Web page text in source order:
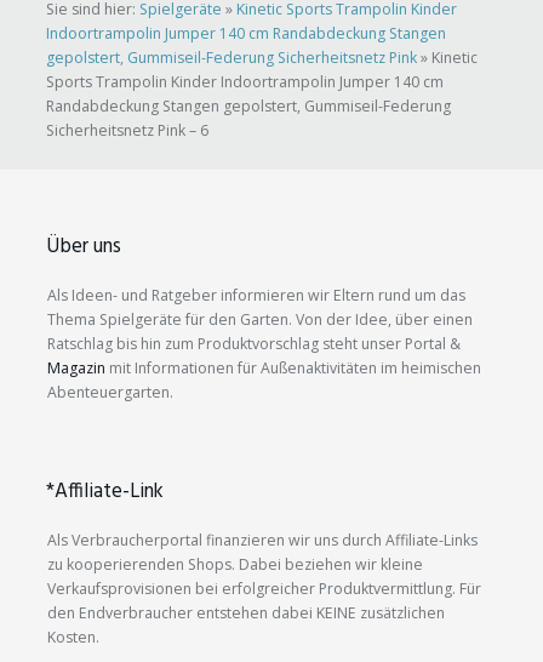
Sie sind hier: Spielgeräte » Kinetic Sports Trampolin Kinder
Indoortrampolin Jumper 140 cm Randabdeckung Stangen
gepolstert, Gummiseil-Federung Sicherheitsnetz Pink» Kinetic
Sports Trampolin Kinder Indoortrampolin Jumper 140 cm
Randabdeckung Stangen gepolstert, Gummiseil-Federung
Sicherheitsnetz Pink – 6
Über uns
Als Ideen- und Ratgeber informieren wir Eltern rund um das
Thema Spielgeräte für den Garten. Von der Idee, über einen
Ratschlag bis hin zum Produktvorschlag steht unser Portal &
Magazin mit Informationen für Außenaktivitäten im heimischen
Abenteuergarten.
*Affiliate-Link
Als Verbraucherportal finanzieren wir uns durch Affiliate-Links
zu kooperierenden Shops. Dabei beziehen wir kleine
Verkaufsprovisionen bei erfolgreicher Produktvermittlung. Für
den Endverbraucher entstehen dabei KEINE zusätzlichen
Kosten.